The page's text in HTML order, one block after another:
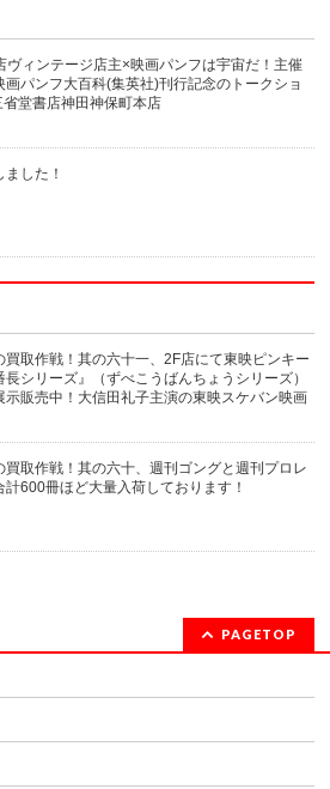
ヴィンテージ店主×映画パンフは宇宙だ！主催
画パンフ大百科(集英社)刊行記念のトークショ
堂書店神田神保町本店
した！
買取作戦！其の六十一、2F店にて東映ピンキー
シリーズ』（ずべこうばんちょうシリーズ）
示販売中！大信田礼子主演の東映スケバン映画
買取作戦！其の六十、週刊ゴングと週刊プロレ
計600冊ほど大量入荷しております！
PAGETOP